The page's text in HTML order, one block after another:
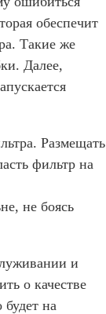
обеспечит
Такие же
Далее,
Размещать
фильтр на
не боясь
и
о качестве
на